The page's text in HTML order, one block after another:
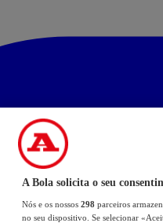
A Bola solicita o seu
Nós e os nossos 298 parceiros
no seu dispositivo. Se selecionar